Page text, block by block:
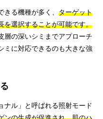
る機種が多く、 ターゲット
を選択することが可能です。
層の深いシミまでアプローチ
ミに対応できるのも大きな強
ナル」と呼ばれる照射モード